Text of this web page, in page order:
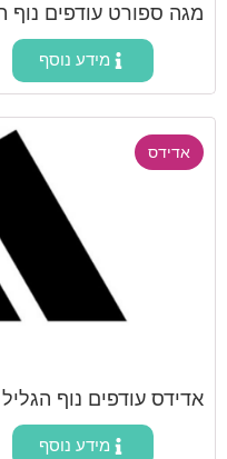
מגה ספורט עודפים נוף
מידע נוסף
אדידס
אדידס עודפים נוף הגליל
מידע נוסף